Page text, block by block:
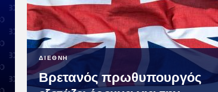
ΔΙΕΘΝΗ
Βρετανός πρωθυπουργός